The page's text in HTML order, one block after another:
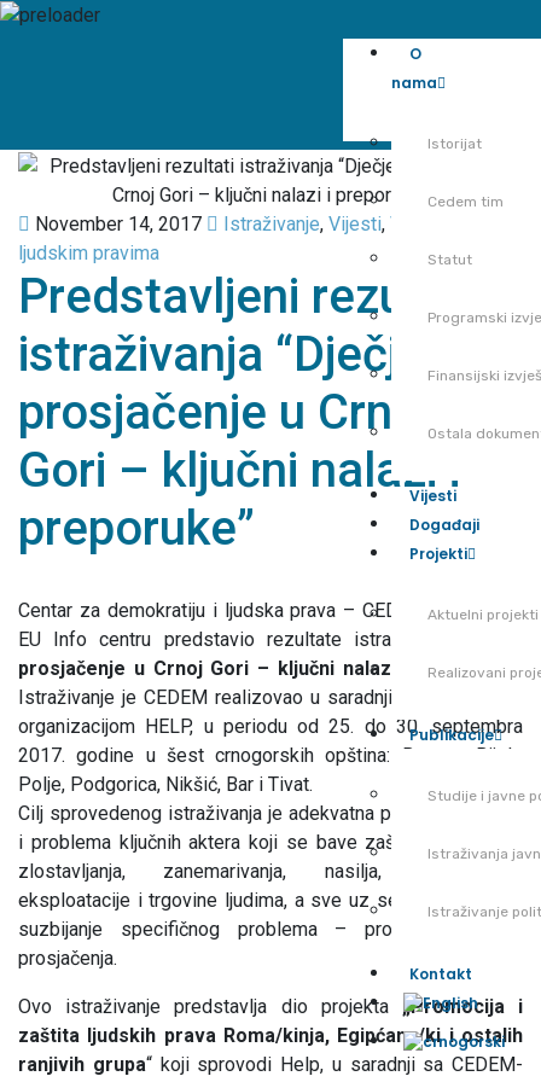
O
nama
Istorijat
Cedem tim
Statut
Programski
Finansijski
Ostala
Vijesti
Događaji
Projekti
Aktuelni projekti
Realizovani
Publikacije
Studije i javne
Istraživanja
Istraživanje
Kontakt
November 14, 2017 Istraživanje, Vijesti, Vijesti o
ljudskim pravima
Predstavljeni rezultati
istraživanja “Dječje
prosjačenje u Crnoj
Gori – ključni nalazi i
preporuke”
Centar za demokratiju i ljudska prava – CEDEM je danas u
EU Info centru predstavio rezultate istraživanja “
prosjačenje u Crnoj Gori – ključni nalazi i preporuke“.
Istraživanje je CEDEM realizovao u saradnji sa njemačkom
organizacijom HELP, u periodu od 25. do 30. septembra
2017. godine u šest crnogorskih opština: Berane, Bijelo
Polje, Podgorica, Nikšić, Bar i Tivat.
Cilj sprovedenog istraživanja je adekvatna procjena potreba
i problema ključnih aktera koji se bave zaštitom djece od
zlostavljanja, zanemarivanja, nasilja, delikvencije,
eksploatacije i trgovine ljudima, a sve uz set preporuka za
suzbijanje specifičnog problema – problema dječjeg
prosjačenja.
Ovo istraživanje predstavlja dio projekta „Promocija i
zaštita ljudskih prava Roma/kinja, Egipćana/ki i ostalih
ranjivih grupa“ koji sprovodi Help, u saradnji sa CEDEM-